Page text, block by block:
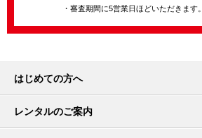
・審査期間に5営業日ほどいただきます。
はじめての方へ
レンタルのご案内